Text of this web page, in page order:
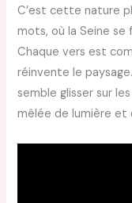
C’est cette nature
mots, où la Seine se
Chaque vers est
réinvente le
semble glisser sur
mêlée de lumière et